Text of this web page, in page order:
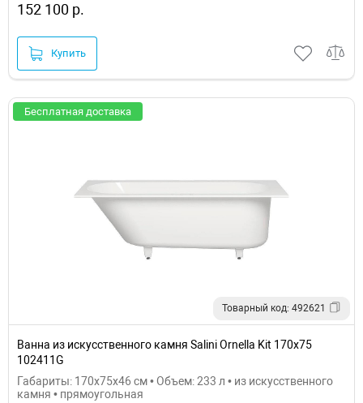
152 100 р.
Купить
Бесплатная доставка
Товарный код: 492621
Ванна из искусственного камня Salini Ornella Kit 170х75
102411G
Габариты: 170x75x46 см • Объем: 233 л • из искусственного
камня • прямоугольная